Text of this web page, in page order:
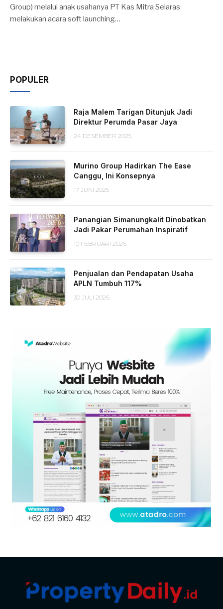
Group) melalui anak usahanya PT Kas Mitra Selaras
melakukan acara soft launching…
POPULER
Raja Malem Tarigan Ditunjuk Jadi
Direktur Perumda Pasar Jaya
24 DESEMBER 2025
Murino Group Hadirkan The Ease
Canggu, Ini Konsepnya
17 JUNI 2025
Panangian Simanungkalit Dinobatkan
Jadi Pakar Perumahan Inspiratif
10 FEBRUARI 2026
Penjualan dan Pendapatan Usaha
APLN Tumbuh 117%
30 JULI 2026